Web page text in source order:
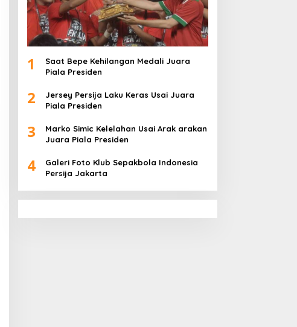
1
Saat Bepe Kehilangan Medali Juara
Piala Presiden
2
Jersey Persija Laku Keras Usai Juara
Piala Presiden
3
Marko Simic Kelelahan Usai Arak arakan
Juara Piala Presiden
4
Galeri Foto Klub Sepakbola Indonesia
Persija Jakarta